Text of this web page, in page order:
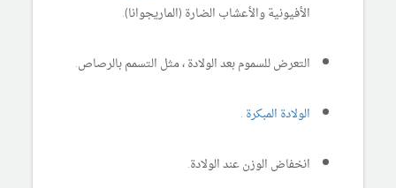
الأفيونية والأعشاب الضارة (الماريجوانا).
التعرض للسموم بعد الولادة ، مثل التسمم بالرصاص.
الولادة المبكرة .
انخفاض الوزن عند الولادة.